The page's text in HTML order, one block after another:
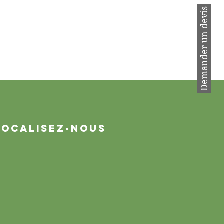
Demander un devis
nous